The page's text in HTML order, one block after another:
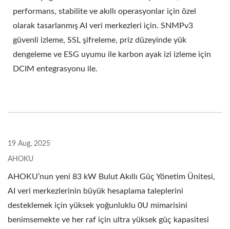
performans, stabilite ve akıllı operasyonlar için özel
olarak tasarlanmış AI veri merkezleri için. SNMPv3
güvenli izleme, SSL şifreleme, priz düzeyinde yük
dengeleme ve ESG uyumu ile karbon ayak izi izleme için
DCIM entegrasyonu ile.
19 Aug, 2025
AHOKU
AHOKU’nun yeni 83 kW Bulut Akıllı Güç Yönetim Ünitesi,
AI veri merkezlerinin büyük hesaplama taleplerini
desteklemek için yüksek yoğunluklu 0U mimarisini
benimsemekte ve her raf için ultra yüksek güç kapasitesi